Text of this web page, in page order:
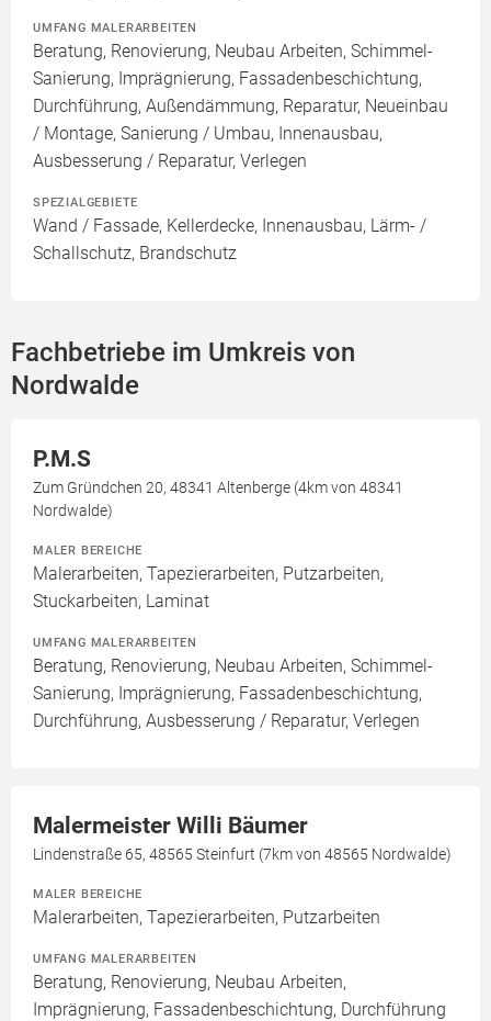
UMFANG MALERARBEITEN
Beratung, Renovierung, Neubau Arbeiten, Schimmel-
Sanierung, Imprägnierung, Fassadenbeschichtung,
Durchführung, Außendämmung, Reparatur, Neueinbau
/ Montage, Sanierung / Umbau, Innenausbau,
Ausbesserung / Reparatur, Verlegen
SPEZIALGEBIETE
Wand / Fassade, Kellerdecke, Innenausbau, Lärm- /
Schallschutz, Brandschutz
Fachbetriebe im Umkreis von
Nordwalde
P.M.S
Zum Gründchen 20, 48341 Altenberge (4km von 48341
Nordwalde)
MALER BEREICHE
Malerarbeiten, Tapezierarbeiten, Putzarbeiten,
Stuckarbeiten, Laminat
UMFANG MALERARBEITEN
Beratung, Renovierung, Neubau Arbeiten, Schimmel-
Sanierung, Imprägnierung, Fassadenbeschichtung,
Durchführung, Ausbesserung / Reparatur, Verlegen
Malermeister Willi Bäumer
Lindenstraße 65, 48565 Steinfurt (7km von 48565 Nordwalde)
MALER BEREICHE
Malerarbeiten, Tapezierarbeiten, Putzarbeiten
UMFANG MALERARBEITEN
Beratung, Renovierung, Neubau Arbeiten,
Imprägnierung, Fassadenbeschichtung, Durchführung